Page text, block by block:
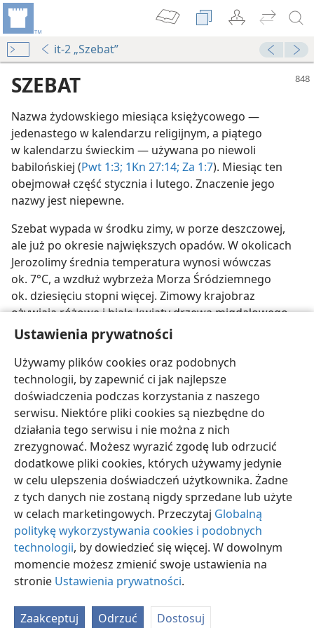
Ustawienia prywatności
Używamy plików cookies oraz podobnych
technologii, by zapewnić ci jak najlepsze
doświadczenia podczas korzystania z naszego
serwisu. Niektóre pliki cookies są niezbędne do
działania tego serwisu i nie można z nich
zrezygnować. Możesz wyrazić zgodę lub odrzucić
dodatkowe pliki cookies, których używamy jedynie
w celu ulepszenia doświadczeń użytkownika. Żadne
z tych danych nie zostaną nigdy sprzedane lub użyte
w celach marketingowych. Przeczytaj Globalną
politykę wykorzystywania cookies i podobnych
technologii, by dowiedzieć się więcej. W dowolnym
momencie możesz zmienić swoje ustawienia na
stronie Ustawienia prywatności.
Zaakceptuj Odrzuć Dostosuj
it-2 „Szebat”
do studium) — 2022
SZEBAT
Nazwa żydowskiego miesiąca księżycowego —
jedenastego w kalendarzu religijnym, a piątego
w kalendarzu świeckim — używana po niewoli
babilońskiej (Pwt 1:3; 1Kn 27:14; Za 1:7). Miesiąc ten
obejmował część stycznia i lutego. Znaczenie jego
nazwy jest niepewne.
Szebat wypada w środku zimy, w porze deszczowej,
ale już po okresie największych opadów. W okolicach
Jerozolimy średnia temperatura wynosi wówczas
ok. 7°C, a wzdłuż wybrzeża Morza Śródziemnego
ok. dziesięciu stopni więcej. Zimowy krajobraz
ożywiają różowe i białe kwiaty drzewa migdałowego —
pierwsze zwiastuny nadchodzącej wiosny.
Biblia nie wspomina, by na miesiąc Szebat przypadały
jakieś święta.
polski Udostępnij Ustawienia
Copyright © 2026 Watch Tower Bible and Tract Society of Pennsylvania
Warunki użytkowania Polityka prywatności
Ustawienia prywatności
JW.ORG
Zaloguj